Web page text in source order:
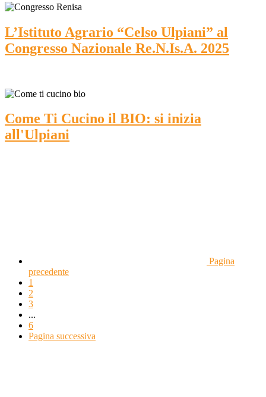
L’Istituto Agrario “Celso Ulpiani” al
Congresso Nazionale Re.N.Is.A. 2025
Come Ti Cucino il BIO: si inizia
all'Ulpiani
Pagina
precedente
1
2
3
...
6
Pagina successiva